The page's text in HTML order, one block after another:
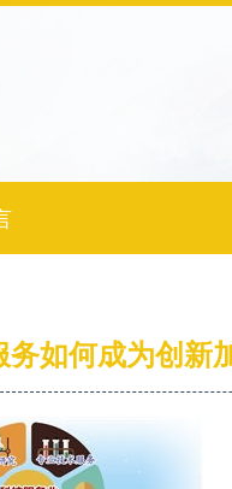
如何成为创新